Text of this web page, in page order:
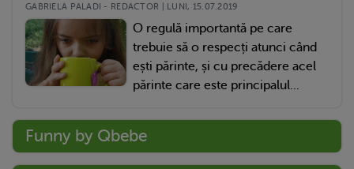
GABRIELA PALADI - REDACTOR | LUNI, 15.07.2019
O regulă importantă pe care
trebuie să o respecți atunci când
ești părinte, și cu precădere acel
părinte care este principalul...
Funny by Qbebe